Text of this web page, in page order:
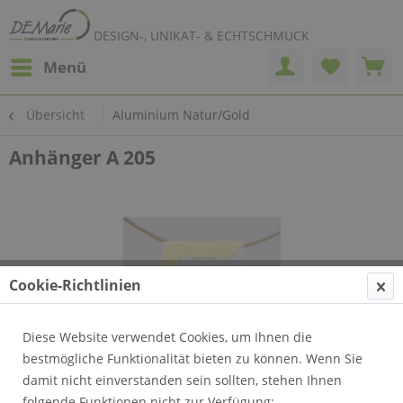
DESIGN-, UNIKAT- & ECHTSCHMUCK
Menü
Übersicht Aluminium Natur/Gold
Anhänger A 205
Cookie-Richtlinien
Diese Website verwendet Cookies, um Ihnen die
bestmögliche Funktionalität bieten zu können. Wenn Sie
damit nicht einverstanden sein sollten, stehen Ihnen